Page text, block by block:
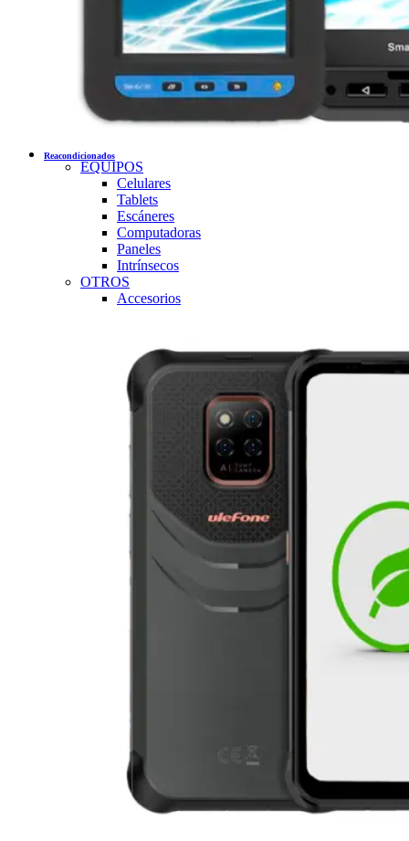
Reacondicionados
EQUIPOS
Celulares
Tablets
Escáneres
Computadoras
Paneles
Intrínsecos
OTROS
Accesorios